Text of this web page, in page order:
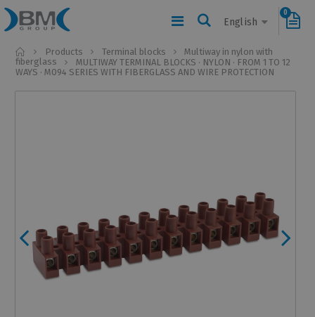
English
0
Home
Products Terminal blocks
Multiway in nylon with
fiberglass
MULTIWAY TERMINAL BLOCKS · NYLON · FROM 1 TO 12
WAYS · M094 SERIES WITH FIBERGLASS AND WIRE PROTECTION